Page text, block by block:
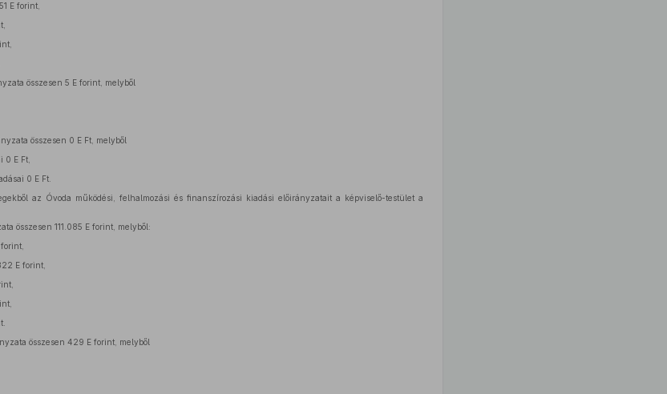
E forint,
összesen 5 E forint, melyből
összesen 0 E Ft, melyből
0 E Ft,
0 E Ft.
az Óvoda működési, felhalmozási és finanszírozási kiadási előirányzatait a képviselő-testület a
összesen 111.085 E forint, melyből:
E forint,
összesen 429 E forint, melyből